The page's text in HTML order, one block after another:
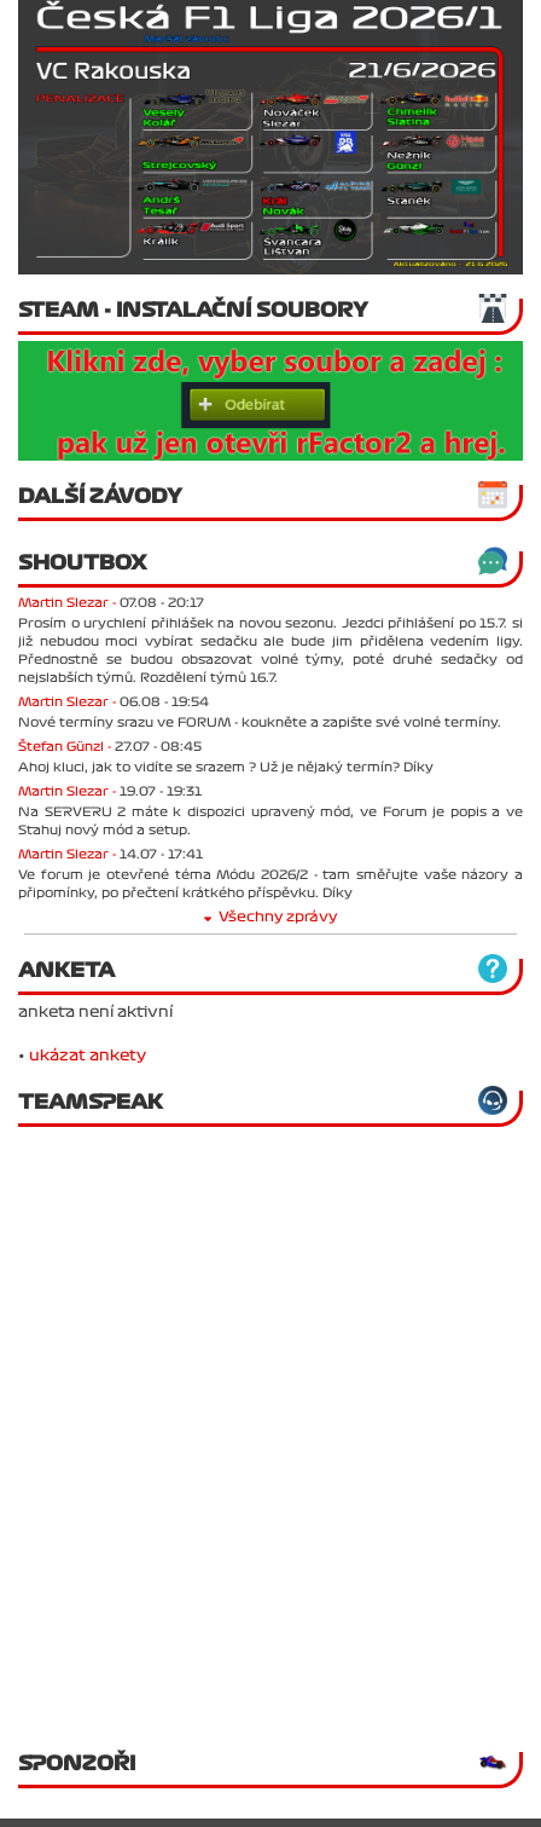
STEAM - INSTALAČNÍ SOUBORY
DALŠÍ ZÁVODY
SHOUTBOX
Martin Slezar - 07.08 - 20:17
Prosím o urychlení přihlášek na novou sezonu. Jezdci přihlášení po 15.7. si
již nebudou moci vybírat sedačku ale bude jim přidělena vedením ligy.
Přednostně se budou obsazovat volné týmy, poté druhé sedačky od
nejslabších týmů. Rozdělení týmů 16.7.
Martin Slezar - 06.08 - 19:54
Nové termíny srazu ve FORUM - koukněte a zapište své volné termíny.
Štefan Günzl - 27.07 - 08:45
Ahoj kluci, jak to vidíte se srazem ? Už je nějaký termín? Díky
Martin Slezar - 19.07 - 19:31
Na SERVERU 2 máte k dispozici upravený mód, ve Forum je popis a ve
Stahuj nový mód a setup.
Martin Slezar - 14.07 - 17:41
Ve forum je otevřené téma Módu 2026/2 - tam směřujte vaše názory a
připomínky, po přečtení krátkého příspěvku. Díky
Všechny zprávy
ANKETA
anketa není aktivní
• ukázat ankety
TEAMSPEAK
SPONZOŘI